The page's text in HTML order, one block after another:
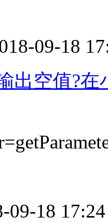
09-18
出空值?
09-18 17:24